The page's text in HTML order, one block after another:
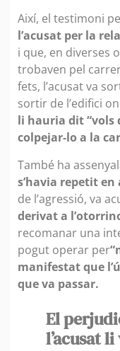
Així, el testimoni
l’acusat per la
i que, en diverses
trobaven pel
fets, l’acusat va
sortir de l’edifici
li hauria dit “vols
colpejar-lo a la
També ha
s’havia repetit
de l’agressió, va
derivat a
recomanar una
pogut operar per
manifestat que
que va passar.
El
l’acusat